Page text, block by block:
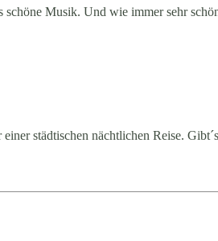
schöne Musik. Und wie immer sehr
städtischen nächtlichen Reise.